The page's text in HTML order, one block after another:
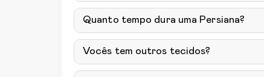
Quanto tempo dura uma Persiana?
Vocês tem outros tecidos?